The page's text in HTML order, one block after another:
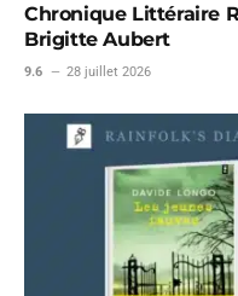
Chronique Littéraire
Brigitte Aubert
9.6 28 juillet 2026